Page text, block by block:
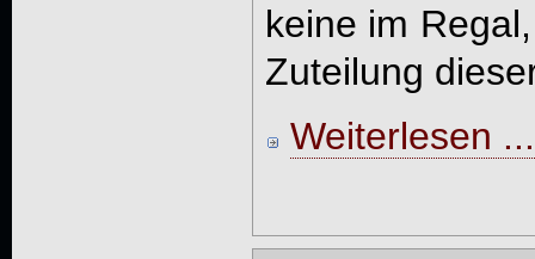
keine im
Zuteilung
Weiterlesen ...